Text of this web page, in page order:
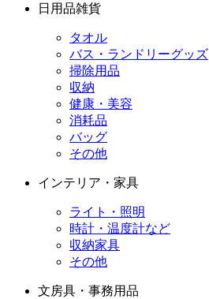
日用品雑貨
タオル
バス・ランドリーグッズ
掃除用品
収納
健康・美容
消耗品
バッグ
その他
インテリア・家具
ライト・照明
時計・温度計など
収納家具
その他
文房具・事務用品